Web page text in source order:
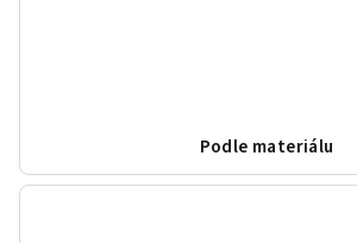
Podle materiálu